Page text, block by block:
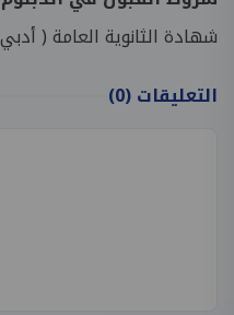
شهادة الثانوية العامة (
التعليقات(0)